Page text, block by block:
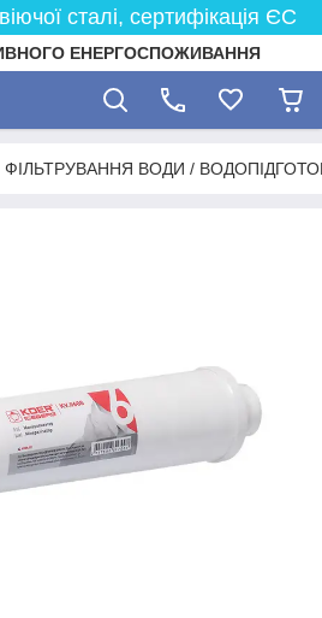
сталі, сертифікація ЄС
ЕНЕРГОСПОЖИВАННЯ
ФІЛЬТРУВАННЯ ВОДИ /